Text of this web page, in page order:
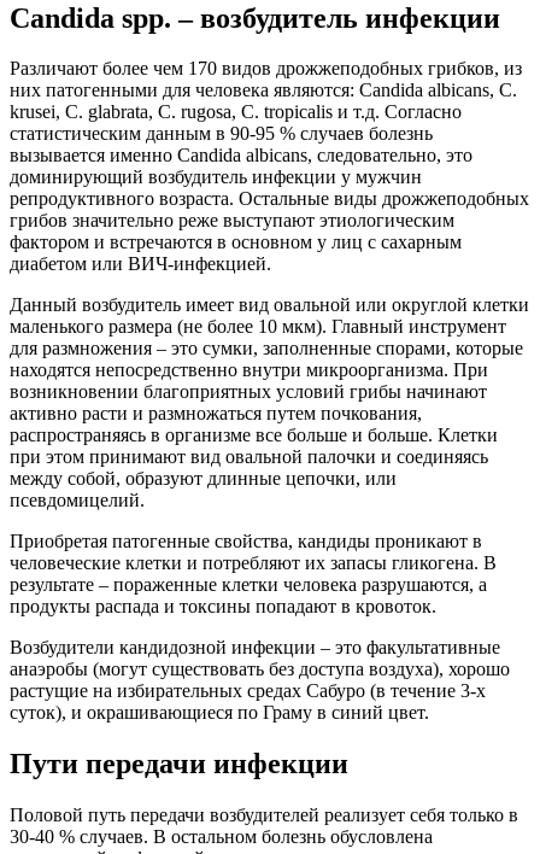
Candida spp. – возбудитель инфекции
Различают более чем 170 видов дрожжеподобных грибков, из
них патогенными для человека являются: Candida albicans, C.
krusei, C. glabrata, C. rugosa, C. tropicalis и т.д. Согласно
статистическим данным в 90-95 % случаев болезнь
вызывается именно Candida albicans, следовательно, это
доминирующий возбудитель инфекции у мужчин
репродуктивного возраста. Остальные виды дрожжеподобных
грибов значительно реже выступают этиологическим
фактором и встречаются в основном у лиц с сахарным
диабетом или ВИЧ-инфекцией.
Данный возбудитель имеет вид овальной или округлой клетки
маленького размера (не более 10 мкм). Главный инструмент
для размножения – это сумки, заполненные спорами, которые
находятся непосредственно внутри микроорганизма. При
возникновении благоприятных условий грибы начинают
активно расти и размножаться путем почкования,
распространяясь в организме все больше и больше. Клетки
при этом принимают вид овальной палочки и соединяясь
между собой, образуют длинные цепочки, или
псевдомицелий.
Приобретая патогенные свойства, кандиды проникают в
человеческие клетки и потребляют их запасы гликогена. В
результате – пораженные клетки человека разрушаются, а
продукты распада и токсины попадают в кровоток.
Возбудители кандидозной инфекции – это факультативные
анаэробы (могут существовать без доступа воздуха), хорошо
растущие на избирательных средах Сабуро (в течение 3-х
суток), и окрашивающиеся по Граму в синий цвет.
Пути передачи инфекции
Половой путь передачи возбудителей реализует себя только в
30-40 % случаев. В остальном болезнь обусловлена